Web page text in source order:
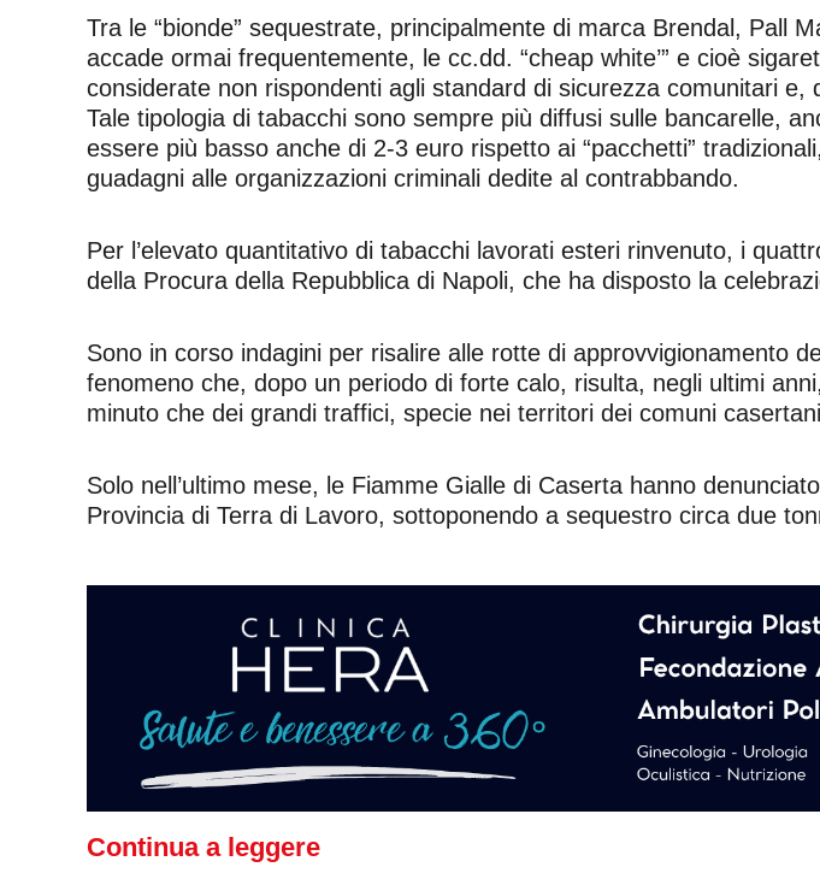
Tra le “bionde” sequestrate, principalmente di marca Brendal, Pall
accade ormai frequentemente, le cc.dd. “cheap white’” e cioè
considerate non rispondenti agli standard di sicurezza comunitari
Tale tipologia di tabacchi sono sempre più diffusi sulle bancarelle,
essere più basso anche di 2-3 euro rispetto ai “pacchetti”
guadagni alle organizzazioni criminali dedite al contrabbando.
Per l’elevato quantitativo di tabacchi lavorati esteri rinvenuto, i
della Procura della Repubblica di Napoli, che ha disposto la
Sono in corso indagini per risalire alle rotte di approvvigionamento
fenomeno che, dopo un periodo di forte calo, risulta, negli ultimi
minuto che dei grandi traffici, specie nei territori dei comuni
Solo nell’ultimo mese, le Fiamme Gialle di Caserta hanno
Provincia di Terra di Lavoro, sottoponendo a sequestro circa due
Continua a leggere